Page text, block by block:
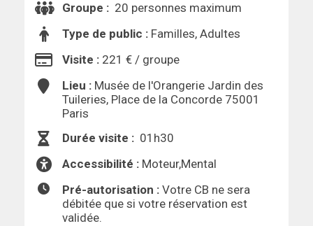
Groupe : 20 personnes maximum
Type de public : Familles, Adultes
Visite : 221 € / groupe
Lieu : Musée de l'Orangerie Jardin des
Tuileries, Place de la Concorde 75001
Paris
Durée visite : 01h30
Accessibilité : Moteur,Mental
Pré-autorisation : Votre CB ne sera
débitée que si votre réservation est
validée.